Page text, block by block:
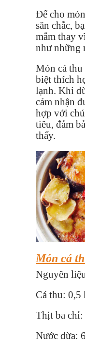
Để cho
săn chắc,
mắm thay
như những
Món cá
biệt thích
lạnh. Khi
cảm nhận
hợp với
tiêu, đảm
thấy.
Món cá
Nguyên
Cá thu: 0,5
Thịt ba
Nước dừa: